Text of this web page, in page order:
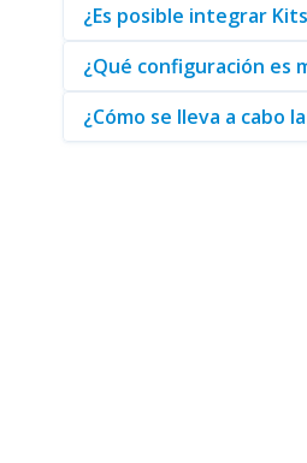
¿Es posible integrar
¿Qué configuración es
¿Cómo se lleva a cabo